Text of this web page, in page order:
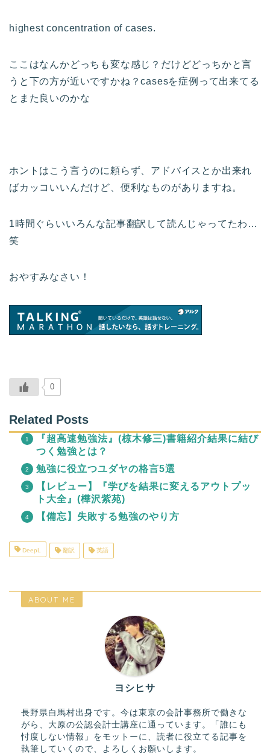
highest concentration of cases.
ここはなんかどっちも変な感じ？だけどどっちかと言
うと下の方が近いですかね？casesを症例って出来てる
とまた良いのかな
ホントはこう言うのに頼らず、アドバイスとか出来れ
ばカッコいいんだけど、便利なものがありますね。
1時間ぐらいいろんな記事翻訳して読んじゃってたわ…
笑
おやすみなさい！
0
Related Posts
『超高速勉強法』(椋木修三)書籍紹介結果に結び
つく勉強とは？
勉強に役立つユダヤの格言5選
【レビュー】『学びを結果に変えるアウトプッ
ト大全』(樺沢紫苑)
【備忘】失敗する勉強のやり方
DeepL 翻訳 英語
ABOUT ME
ヨシヒサ
長野県白馬村出身です。今は東京の会計事務所で働きな
がら、大原の公認会計士講座に通っています。「誰にも
忖度しない情報」をモットーに、読者に役立てる記事を
執筆していくので、よろしくお願いします。